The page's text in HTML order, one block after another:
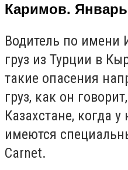
Каримов. Январь
Водитель по имени
груз из Турции в
такие опасения
груз, как он
Казахстане, когда у
имеются
Carnet.